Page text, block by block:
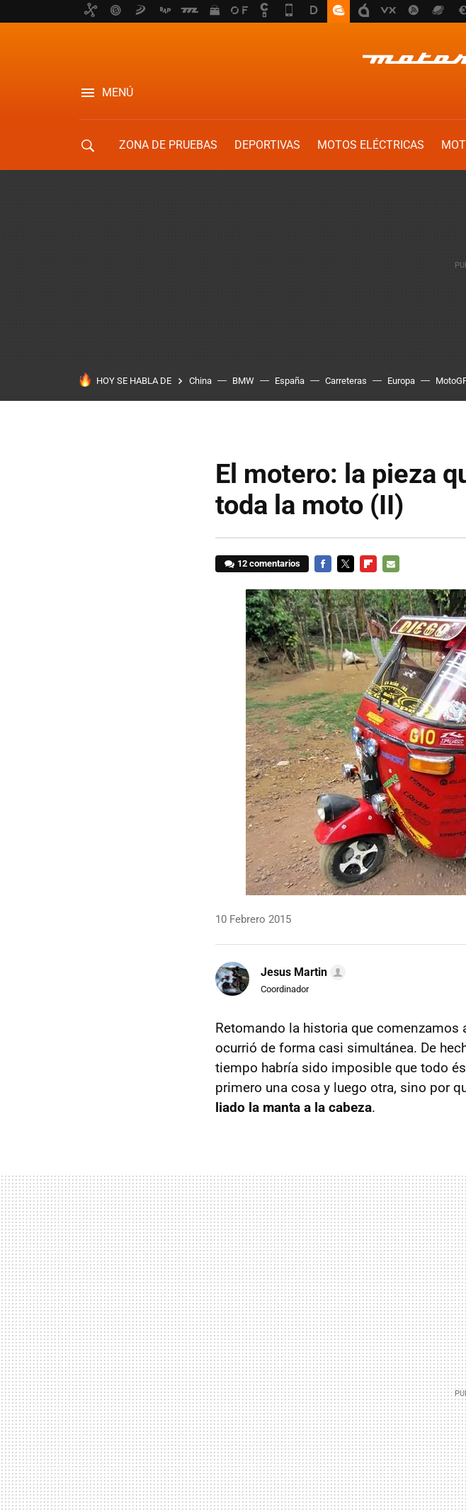
MENÚ
ZONA DE PRUEBAS DEPORTIVAS MOTOS ELÉCTRICAS
HOY SE HABLA DE China BMW España Carreteras Europa
El motero: la pieza
toda la moto (II)
12 comentarios
MAIL
10 Febrero 2015
Jesus Martin
Coordinador
Retomando la historia que comenzamos
ocurrió de forma casi simultánea. De
tiempo habría sido imposible que todo
primero una cosa y luego otra, sino por
liado la manta a la cabeza.